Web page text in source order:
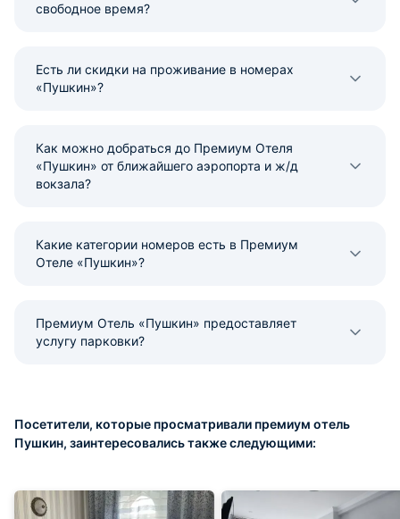
свободное время?
Есть ли скидки на проживание в номерах
«Пушкин»?
Как можно добраться до Премиум Отеля
«Пушкин» от ближайшего аэропорта и ж/д
вокзала?
Какие категории номеров есть в Премиум
Отеле «Пушкин»?
Премиум Отель «Пушкин» предоставляет
услугу парковки?
Посетители, которые просматривали премиум отель
Пушкин, заинтересовались также следующими: